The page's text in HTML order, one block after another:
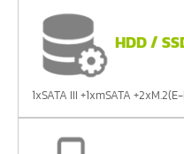
HDD /
1xSATA III +1xmSATA